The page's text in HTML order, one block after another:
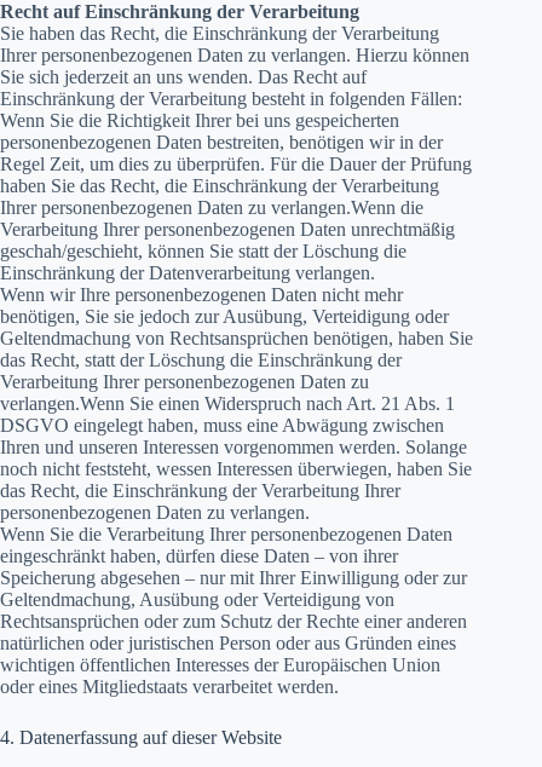
Recht auf Einschränkung der Verarbeitung
Sie haben das Recht, die Einschränkung der Verarbeitung
Ihrer personenbezogenen Daten zu verlangen. Hierzu können
Sie sich jederzeit an uns wenden. Das Recht auf
Einschränkung der Verarbeitung besteht in folgenden Fällen:
Wenn Sie die Richtigkeit Ihrer bei uns gespeicherten
personenbezogenen Daten bestreiten, benötigen wir in der
Regel Zeit, um dies zu überprüfen. Für die Dauer der Prüfung
haben Sie das Recht, die Einschränkung der Verarbeitung
Ihrer personenbezogenen Daten zu verlangen.Wenn die
Verarbeitung Ihrer personenbezogenen Daten unrechtmäßig
geschah/geschieht, können Sie statt der Löschung die
Einschränkung der Datenverarbeitung verlangen.
Wenn wir Ihre personenbezogenen Daten nicht mehr
benötigen, Sie sie jedoch zur Ausübung, Verteidigung oder
Geltendmachung von Rechtsansprüchen benötigen, haben Sie
das Recht, statt der Löschung die Einschränkung der
Verarbeitung Ihrer personenbezogenen Daten zu
verlangen.Wenn Sie einen Widerspruch nach Art. 21 Abs. 1
DSGVO eingelegt haben, muss eine Abwägung zwischen
Ihren und unseren Interessen vorgenommen werden. Solange
noch nicht feststeht, wessen Interessen überwiegen, haben Sie
das Recht, die Einschränkung der Verarbeitung Ihrer
personenbezogenen Daten zu verlangen.
Wenn Sie die Verarbeitung Ihrer personenbezogenen Daten
eingeschränkt haben, dürfen diese Daten – von ihrer
Speicherung abgesehen – nur mit Ihrer Einwilligung oder zur
Geltendmachung, Ausübung oder Verteidigung von
Rechtsansprüchen oder zum Schutz der Rechte einer anderen
natürlichen oder juristischen Person oder aus Gründen eines
wichtigen öffentlichen Interesses der Europäischen Union
oder eines Mitgliedstaats verarbeitet werden.
4. Datenerfassung auf dieser Website